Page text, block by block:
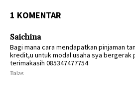
1 KOMENTAR
Saichina
Bagi mana cara mendapatkan pinjaman
kredit,u untuk modal usaha sya bergerak
terimakasih 085347477754
Balas